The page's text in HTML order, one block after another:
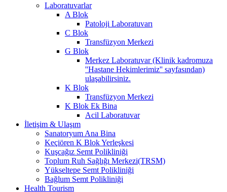
Laboratuvarlar
A Blok
Patoloji Laboratuvarı
C Blok
Transfüzyon Merkezi
G Blok
Merkez Laboratuvar (Klinik kadromuza
''Hastane Hekimlerimiz'' sayfasından)
ulaşabilirsiniz.
K Blok
Transfüzyon Merkezi
K Blok Ek Bina
Acil Laboratuvar
İletişim & Ulaşım
Sanatoryum Ana Bina
Keçiören K Blok Yerleşkesi
Kuşcağız Semt Polikliniği
Toplum Ruh Sağlığı Merkezi(TRSM)
Yükseltepe Semt Polikliniği
Bağlum Semt Polikliniği
Health Tourism